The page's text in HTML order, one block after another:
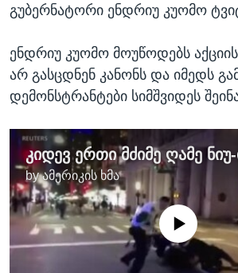
გუბერნატორი ენდრიუ კუომო
ენდრიუ კუომო მოუწოდებს
არ გასცდნენ კანონს და იმედს
დემონსტრანტები სიმშვიდეს
byამერიკის ხმა
No media source